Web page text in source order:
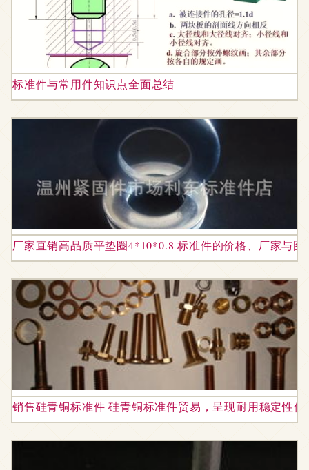
标准件与常用件知识点全面总结
厂家直销高品质平垫圈4*10*0.8 标准件的价格、厂家与图
销售硅青铜标准件 硅青铜标准件贸易，呈现耐用稳定性